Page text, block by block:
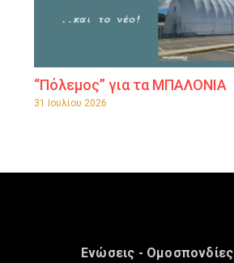
“Πόλεμος” για τα ΜΠΑΛΟΝΙΑ
31 Ιουλίου 2026
Ενώσεις - Ομοσπονδίες